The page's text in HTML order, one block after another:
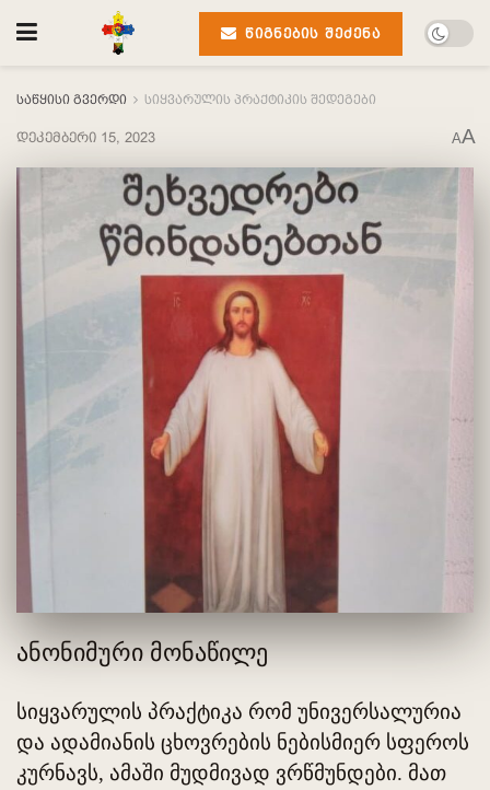
ᲬᲘᲒᲜᲔᲑᲘᲡ ᲨᲔᲫᲔᲜᲐ
საწყისი გვერდი სიყვარულის პრაქტიკის შედეგები
დეკემბერი 15, 2023 AA
ანონიმური მონაწილე
სიყვარულის პრაქტიკა რომ უნივერსალურია
და ადამიანის ცხოვრების ნებისმიერ სფეროს
კურნავს, ამაში მუდმივად ვრწმუნდები. მათ